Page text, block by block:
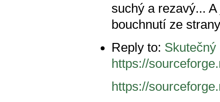
suchý a rezavý...
bouchnutí ze
Reply to: Skutečný
https://
https://